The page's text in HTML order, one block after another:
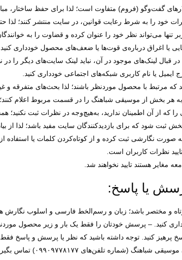
خود را به شرط رعایت قوانین، در سایت منتشر کنند؛ لذا
تنها می‌تواند نظر خود را عنوان کرده و قضاوت را به
در قبال لینک‌های موجود در آن، نباید لینک سایت‌های دیگر
ایمیل یا نام کاربری شبکه‌های اجتماعی خودداری کنید.
صورت نگارشی ثبت کرده و از کوتاه‌کردن کلمات یا استفاده
نظرات کاربران است.
یا پاسخ:
و مختصر باشد؛ زبان و رسم‌الخط فارسی و اسلوب نگارش
کنید. – پرسش خودتان را فقط یک بار و زیر محصول
کنید. توجه داشته باشید که نظر یا پرسش و پاسخ فقط
شباهنگ (شماره تلفن‌های ۰۹۹۰۹۷۷۸۱۷۷) تماس